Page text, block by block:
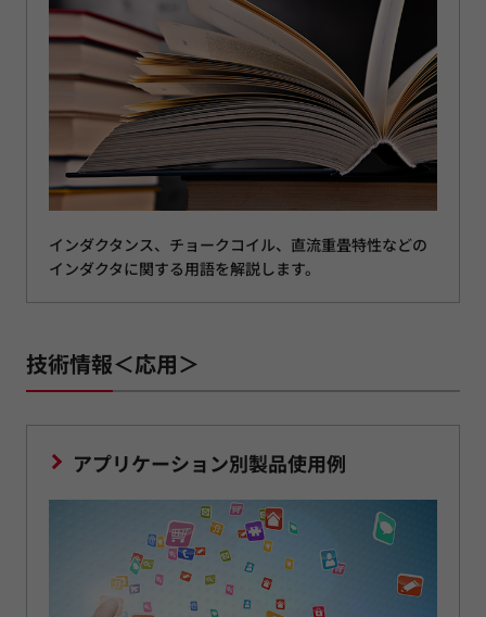
インダクタンス、チョークコイル、直流重畳特性などの
インダクタに関する用語を解説します。
技術情報＜応用＞
アプリケーション別製品使用例